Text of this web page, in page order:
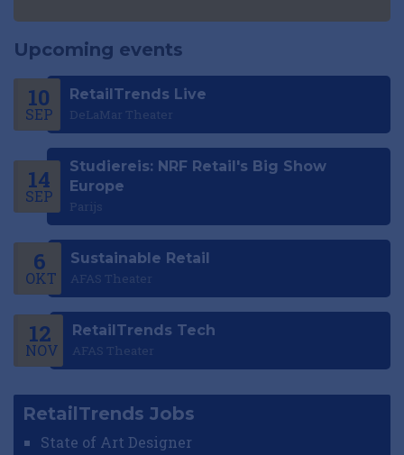
Upcoming events
10
SEP
RetailTrends Live
DeLaMar Theater
14
SEP
Studiereis: NRF Retail's Big Show
Europe
Parijs
6
OKT
Sustainable Retail
AFAS Theater
12
NOV
RetailTrends Tech
AFAS Theater
RetailTrends Jobs
State of Art Designer